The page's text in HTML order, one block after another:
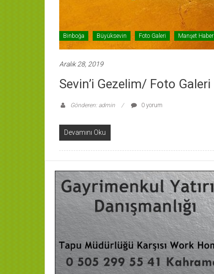
Binboğa Büyüksevin Foto Galeri Manşet Haber
Aralık 28, 2019
Sevin’i Gezelim/ Foto Galeri
Gönderen: admin 0 yorum
Devamını Oku